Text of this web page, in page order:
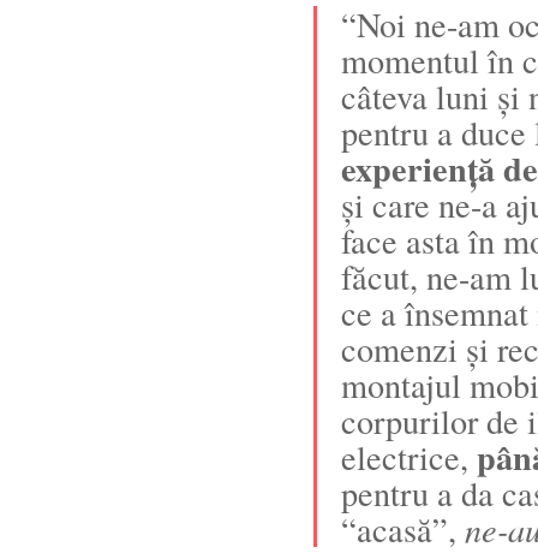
“Noi ne-am
momentul în
câteva luni și
pentru a
experiență
și care ne-a
face asta în
făcut, ne-am
ce a
comenzi și
montajul
corpurilor de
electrice,
pentru a da
“acasă”, ne-